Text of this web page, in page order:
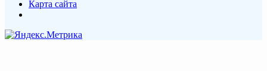
Карта сайта